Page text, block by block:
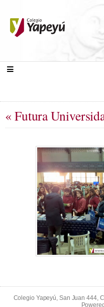
« Futura
Colegio Yapeyú, San Juan 444,